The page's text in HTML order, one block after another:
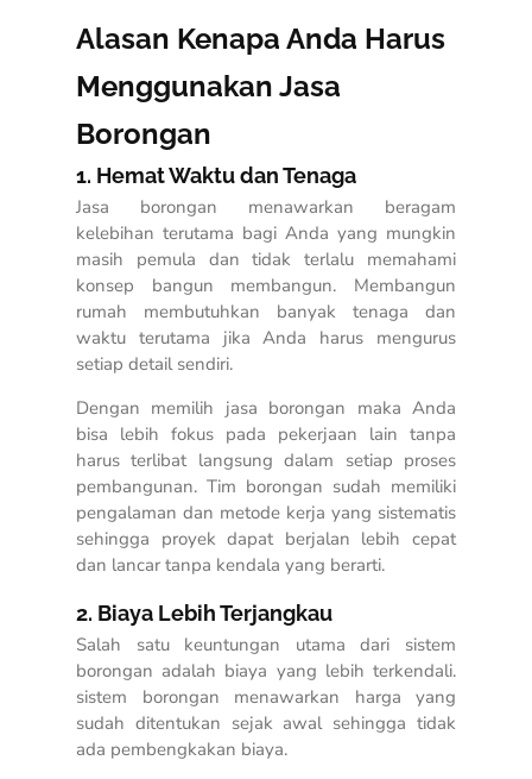
Alasan Kenapa Anda Harus
Menggunakan Jasa
Borongan
1. Hemat Waktu dan Tenaga
Jasa borongan menawarkan beragam
kelebihan terutama bagi Anda yang mungkin
masih pemula dan tidak terlalu memahami
konsep bangun membangun. Membangun
rumah membutuhkan banyak tenaga dan
waktu terutama jika Anda harus mengurus
setiap detail sendiri.
Dengan memilih jasa borongan maka Anda
bisa lebih fokus pada pekerjaan lain tanpa
harus terlibat langsung dalam setiap proses
pembangunan. Tim borongan sudah memiliki
pengalaman dan metode kerja yang sistematis
sehingga proyek dapat berjalan lebih cepat
dan lancar tanpa kendala yang berarti.
2. Biaya Lebih Terjangkau
Salah satu keuntungan utama dari sistem
borongan adalah biaya yang lebih terkendali.
sistem borongan menawarkan harga yang
sudah ditentukan sejak awal sehingga tidak
ada pembengkakan biaya.